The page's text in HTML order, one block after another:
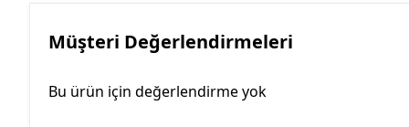
Müşteri Değerlendirmeleri
Bu ürün için değerlendirme yok